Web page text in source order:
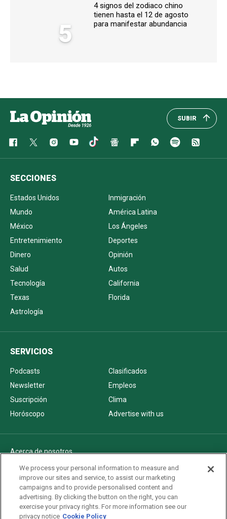
5
4 signos del zodiaco chino
tienen hasta el 12 de agosto
para manifestar abundancia
SUBIR
SECCIONES
Estados Unidos
Inmigración
Mundo
América Latina
México
Los Ángeles
Entretenimiento
Deportes
Dinero
Opinión
Salud
Autos
Tecnología
California
Texas
Florida
Astrología
SERVICIOS
Podcasts
Clasificados
Newsletter
Empleos
Suscripción
Clima
Horóscopo
Advertise with us
Acerca de nosotros
Politica de privacidad
Pautas Editoriales
AdChoices
Advertise with us
We process your personal information to measure and
improve our sites and service, to assist our marketing
campaigns and to provide personalised content and
advertising. By clicking the button on the right, you can
exercise your privacy rights. For more information see our
privacy notice Cookie Policy